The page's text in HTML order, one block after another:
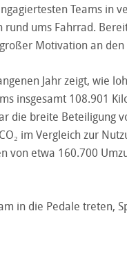
Teams in
ums Fahrrad.
Motivation an den
Jahr zeigt, wie
insgesamt 108.901
die breite Beteiligung
im Vergleich zur
von etwa 160.700
in die Pedale treten,